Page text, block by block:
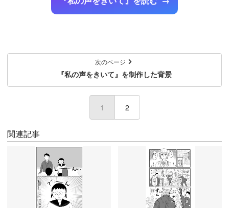
次のページ
『私の声をきいて』を制作した背景
1 (current)
2
関連記事